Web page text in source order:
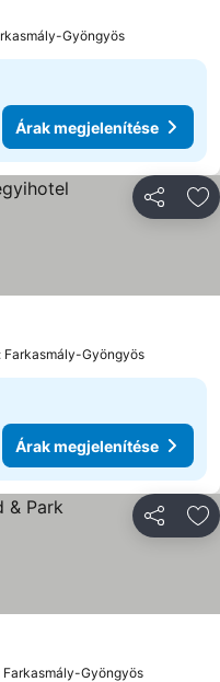
Gyöngyös
Árak megjelenítése
Farkasmály-Gyöngyös
Árak megjelenítése
Gyöngyös